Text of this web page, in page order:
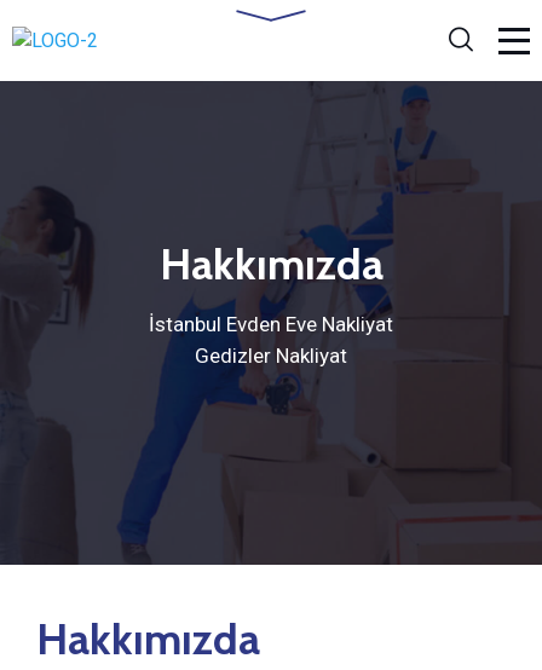
Hakkımızda
İstanbul Evden Eve Nakliyat
Gedizler Nakliyat
Hakkımızda